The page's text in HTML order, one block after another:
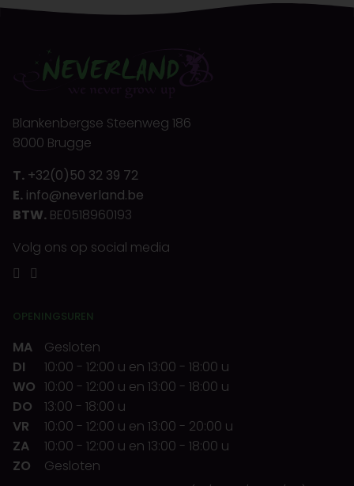
Blankenbergse Steenweg 186
8000 Brugge
T. +32(0)50 32 39 72
E. info@neverland.be
BTW. BE0518960193
Volg ons op social media
OPENINGSUREN
MA
Gesloten
DI
10:00 - 12:00 u en 13:00 - 18:00 u
WO 10:00 - 12:00 u en 13:00 - 18:00 u
DO
13:00 - 18:00 u
VR
10:00 - 12:00 u en 13:00 - 20:00 u
ZA
10:00 - 12:00 u en 13:00 - 18:00 u
ZO
Gesloten